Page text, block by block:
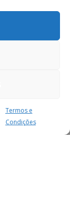
Termos e
Condições